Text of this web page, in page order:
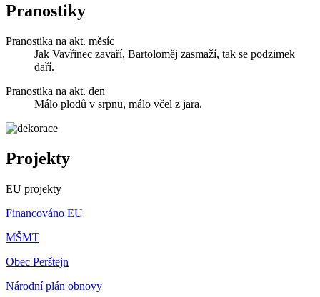
Pranostiky
Pranostika na akt. měsíc
Jak Vavřinec zavaří, Bartoloměj zasmaží, tak se podzimek
daří.
Pranostika na akt. den
Málo plodů v srpnu, málo včel z jara.
Projekty
EU projekty
Financováno EU
MŠMT
Obec Perštejn
Národní plán obnovy